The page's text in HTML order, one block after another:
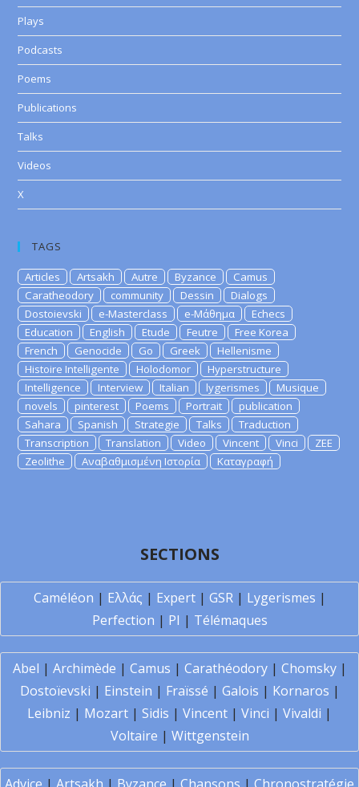
Plays
Podcasts
Poems
Publications
Talks
Videos
X
TAGS
Articles Artsakh Autre Byzance
Camus
Caratheodory
community Dessin
Dialogs
Dostoievski
e-Masterclass e-Μάθημα
Echecs
Education
English Etude Feutre
Free Korea
French
Genocide Go Greek
Hellenisme
Histoire Intelligente
Holodomor
Hyperstructure
Intelligence
Interview Italian lygerismes
Musique
novels
pinterest Poems Portrait
publication
Sahara
Spanish Strategie Talks
Traduction
Transcription
Translation Video Vincent Vinci
ZEE
Zeolithe
Αναβαθμισμένη Ιστορία Καταγραφή
SECTIONS
Caméléon | Ελλάς | Expert| GSR| Lygerismes |
Perfection | PI | Télémaques
Abel | Archimède | Camus | Carathéodory| Chomsky|
Dostoïevski | Einstein | Fraïssé | Galois | Kornaros |
Leibniz | Mozart | Sidis | Vincent | Vinci | Vivaldi |
Voltaire | Wittgenstein